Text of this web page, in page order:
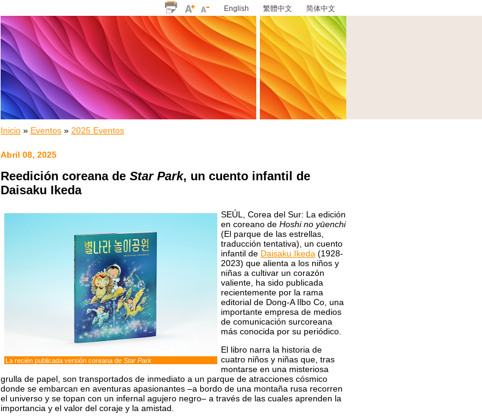
English 繁體中文 简体中文
Inicio » Eventos » 2025 Eventos
Abril 08, 2025
Reedición coreana de Star Park, un cuento infantil de
Daisaku Ikeda
La recién publicada versión coreana de Star Park
SEÚL, Corea del Sur: La edición
en coreano de Hoshi no yūenchi
(El parque de las estrellas,
traducción tentativa), un cuento
infantil de Daisaku Ikeda (1928-
2023) que alienta a los niños y
niñas a cultivar un corazón
valiente, ha sido publicada
recientemente por la rama
editorial de Dong-A Ilbo Co, una
importante empresa de medios
de comunicación surcoreana
más conocida por su periódico.
El libro narra la historia de
cuatro niños y niñas que, tras
montarse en una misteriosa
grulla de papel, son transportados de inmediato a un parque de atracciones cósmico
donde se embarcan en aventuras apasionantes –a bordo de una montaña rusa recorren
el universo y se topan con un infernal agujero negro– a través de las cuales aprenden la
importancia y el valor del coraje y la amistad.